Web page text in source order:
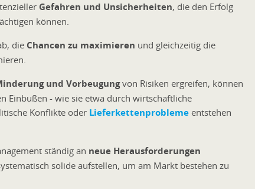
Gefahren und Unsicherheiten, die den Erfolg
können.
die Chancen zu maximieren und gleichzeitig die
und Vorbeugungvon Risiken ergreifen, können
Einbußen - wie sie etwa durch wirtschaftliche
Konflikte oder Lieferkettenprobleme entstehen
ständig an neue Herausforderungen
solide aufstellen, um am Markt bestehen zu